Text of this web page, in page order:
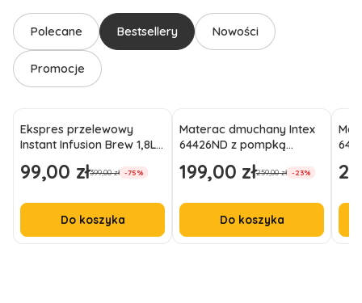
Polecane Bestsellery Nowości
Promocje
Ekspres przelewowy
Instant Infusion Brew 1,8L
Cena promocyjna
99,00 zł399,00 zł -75%
Do koszyka
Materac dmuchany Intex
64426ND z pompką
wysoki
Cena promocyjna
199,00 zł259,00 zł -23%
Do koszyka